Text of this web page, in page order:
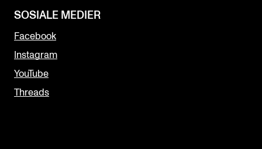
SOSIALE MEDIER
Facebook
Instagram
YouTube
Threads